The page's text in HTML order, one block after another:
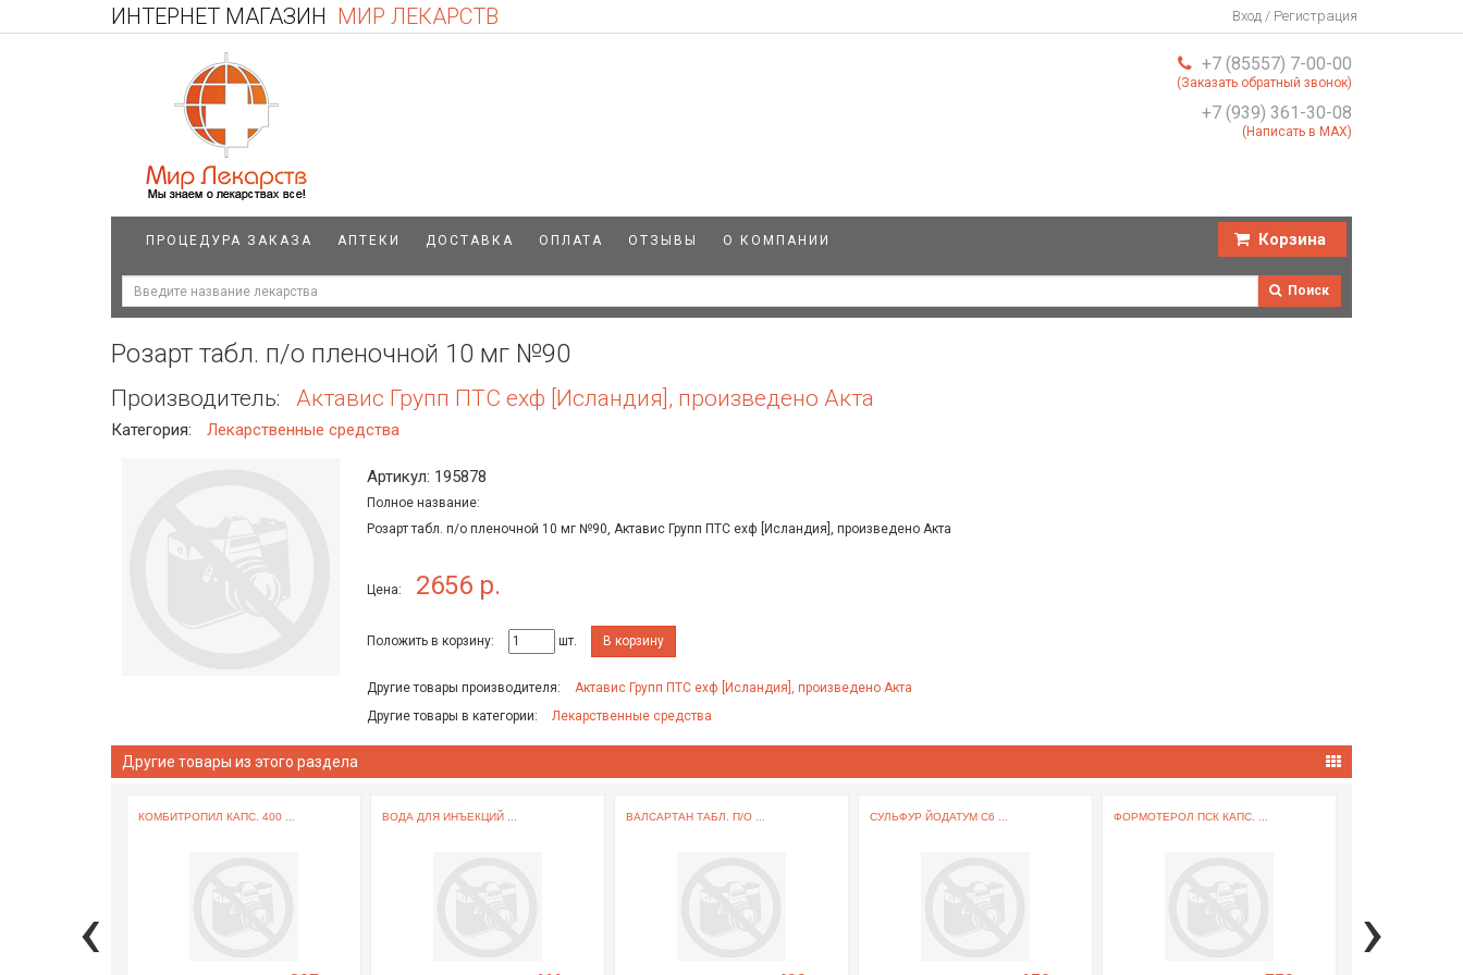
ИНТЕРНЕТ МАГАЗИН МИР ЛЕКАРСТВ Вход / Регистрация
+7 (85557) 7-00-00
(Заказать обратный звонок)
+7 (939) 361-30-08
(Написать в MAX)
ПРОЦЕДУРА ЗАКАЗА АПТЕКИ ДОСТАВКА ОПЛАТА ОТЗЫВЫ О КОМПАНИИ Корзина
Поиск
Розарт табл. п/о пленочной 10 мг №90
Производитель: Актавис Групп ПТС ехф [Исландия], произведено Акта
Категория: Лекарственные средства
Артикул: 195878
Полное название:
Розарт табл. п/о пленочной 10 мг №90, Актавис Групп ПТС ехф [Исландия], произведено Акта
Цена: 2656 р.
Положить в корзину: шт. В корзину
Другие товары производителя:
Актавис Групп ПТС ехф [Исландия], произведено Акта
Другие товары в категории:
Лекарственные средства
Другие товары из этого раздела
КОМБИТРОПИЛ КАПС. 400 ... ВОДА ДЛЯ ИНЪЕКЦИЙ ... ВАЛСАРТАН ТАБЛ. П/О ... СУЛЬФУР ЙОДАТУМ С6 ... ФОРМОТЕРОЛ ПСК КАПС. ...
‹ ›